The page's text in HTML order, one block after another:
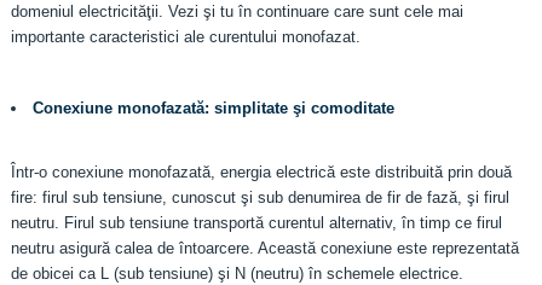
domeniul electricităţii. Vezi şi tu în continuare care sunt cele mai
importante caracteristici ale curentului monofazat.
Conexiune monofazată: simplitate şi comoditate
Într-o conexiune monofazată, energia electrică este distribuită prin două
fire: firul sub tensiune, cunoscut şi sub denumirea de fir de fază, şi firul
neutru. Firul sub tensiune transportă curentul alternativ, în timp ce firul
neutru asigură calea de întoarcere. Această conexiune este reprezentată
de obicei ca L (sub tensiune) şi N (neutru) în schemele electrice.